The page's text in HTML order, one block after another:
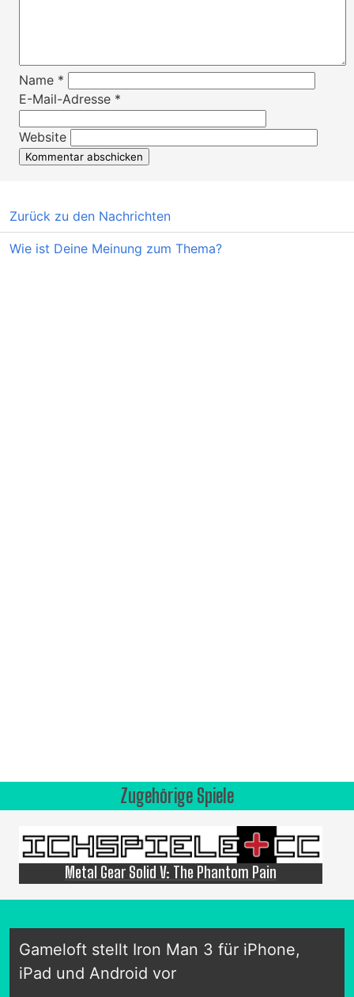
Name *
E-Mail-Adresse *
Website
Zurück zu den Nachrichten
Wie ist Deine Meinung zum Thema?
Zugehörige Spiele
Metal Gear Solid V: The Phantom Pain
Gameloft stellt Iron Man 3 für iPhone,
iPad und Android vor